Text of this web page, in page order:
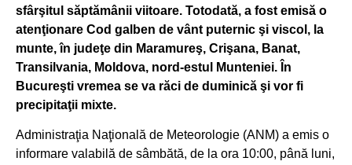
sfârşitul săptămânii viitoare. Totodată, a fost emisă o
atenţionare Cod galben de vânt puternic şi viscol, la
munte, în judeţe din Maramureş, Crişana, Banat,
Transilvania, Moldova, nord-estul Munteniei. În
Bucureşti vremea se va răci de duminică şi vor fi
precipitaţii mixte.
Administraţia Naţională de Meteorologie (ANM) a emis o
informare valabilă de sâmbătă, de la ora 10:00, până luni,